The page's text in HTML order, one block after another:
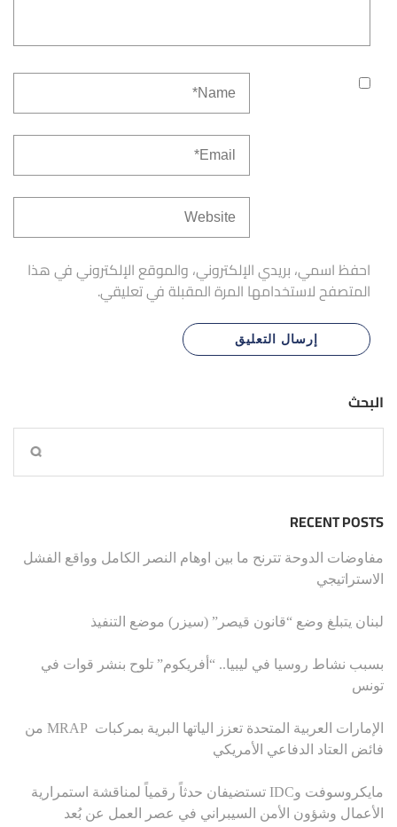
احفظ اسمي، بريدي الإلكتروني، والموقع الإلكتروني في هذا
المتصفح لاستخدامها المرة المقبلة في تعليقي.
البحث
RECENT POSTS
مفاوضات الدوحة تترنح ما بين اوهام النصر الكامل وواقع الفشل
الاستراتيجي
لبنان يتبلغ وضع “قانون قيصر” (سيزر) موضع التنفيذ
بسبب نشاط روسيا في ليبيا.. “أفريكوم” تلوح بنشر قوات في
تونس
الإمارات العربية المتحدة تعزز الياتها البرية بمركبات MRAP من
فائض العتاد الدفاعي الأمريكي
مايكروسوفت وIDC تستضيفان حدثاً رقمياً لمناقشة استمرارية
الأعمال وشؤون الأمن السيبراني في عصر العمل عن بُعد